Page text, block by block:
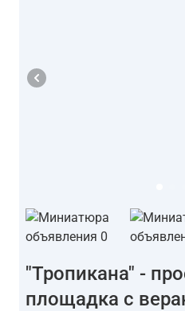
"Тропикана" -
площадка с